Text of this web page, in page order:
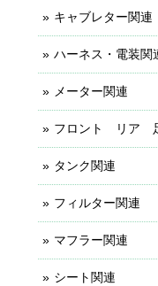
キャブレター関連
ハーネス・電装関
メーター関連
フロント リア
タンク関連
フィルター関連
マフラー関連
シート関連